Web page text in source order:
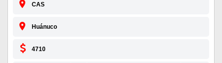
CAS
Huánuco
4710